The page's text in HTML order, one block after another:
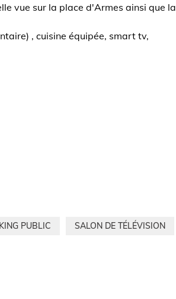
vue sur la place d'Armes ainsi que la
, cuisine équipée, smart tv,
PUBLIC SALON DE TÉLÉVISION